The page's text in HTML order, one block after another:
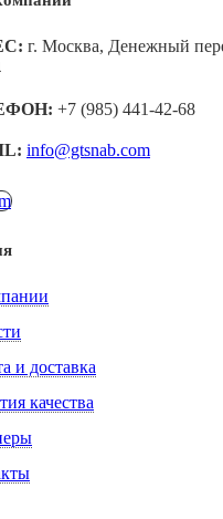
г. Москва, Денежный
+7 (985) 441-42-68
info@gtsnab.com
и доставка
качества